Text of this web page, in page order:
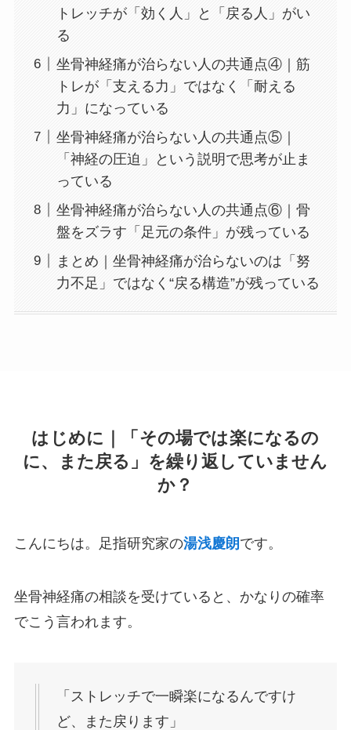
トレッチが「効く人」と「戻る人」がい
る
坐骨神経痛が治らない人の共通点④｜筋
トレが「支える力」ではなく「耐える
力」になっている
坐骨神経痛が治らない人の共通点⑤｜
「神経の圧迫」という説明で思考が止ま
っている
坐骨神経痛が治らない人の共通点⑥｜骨
盤をズラす「足元の条件」が残っている
まとめ｜坐骨神経痛が治らないのは「努
力不足」ではなく“戻る構造”が残っている
はじめに｜「その場では楽になるの
に、また戻る」を繰り返していません
か？
こんにちは。足指研究家の湯浅慶朗 です。
坐骨神経痛の相談を受けていると、かなりの確率
でこう言われます。
「ストレッチで一瞬楽になるんですけ
ど、また戻ります」